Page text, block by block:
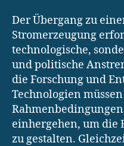
Der Übergang zu
Stromerzeugung
technologische,
und politische
die Forschung und
Technologien
einhergehen, um die
zu gestalten.